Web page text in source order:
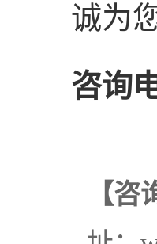
诚为
咨询
【咨